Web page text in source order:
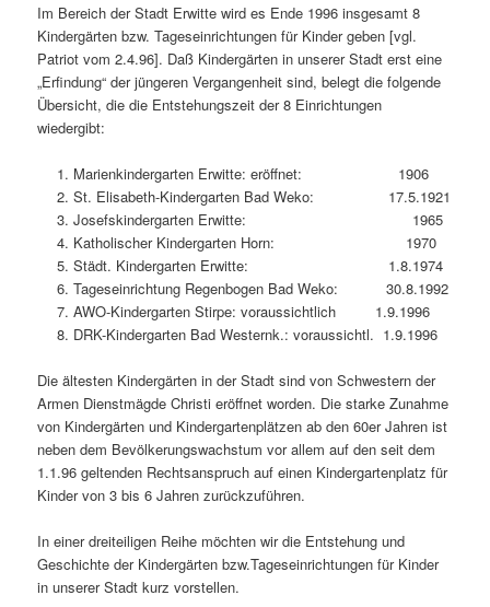
Im Bereich der Stadt Erwitte wird es Ende 1996 insgesamt 8
Kindergärten bzw. Tageseinrichtungen für Kinder geben [vgl.
Patriot vom 2.4.96]. Daß Kindergärten in unserer Stadt erst eine
„Erfindung“ der jüngeren Vergangenheit sind, belegt die folgende
Übersicht, die die Entstehungszeit der 8 Einrichtungen
wiedergibt:
Marienkindergarten Erwitte: eröffnet: 1906
St. Elisabeth-Kindergarten Bad Weko: 17.5.1921
Josefskindergarten Erwitte: 1965
Katholischer Kindergarten Horn: 1970
Städt. Kindergarten Erwitte: 1.8.1974
Tageseinrichtung Regenbogen Bad Weko: 30.8.1992
AWO-Kindergarten Stirpe: voraussichtlich 1.9.1996
DRK-Kindergarten Bad Westernk.: voraussichtl. 1.9.1996
Die ältesten Kindergärten in der Stadt sind von Schwestern der
Armen Dienstmägde Christi eröffnet worden. Die starke Zunahme
von Kindergärten und Kindergartenplätzen ab den 60er Jahren ist
neben dem Bevölkerungswachstum vor allem auf den seit dem
1.1.96 geltenden Rechtsanspruch auf einen Kindergartenplatz für
Kinder von 3 bis 6 Jahren zurückzuführen.
In einer dreiteiligen Reihe möchten wir die Entstehung und
Geschichte der Kindergärten bzw.Tageseinrichtungen für Kinder
in unserer Stadt kurz vorstellen.